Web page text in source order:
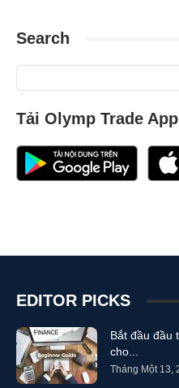
Search
Tải Olymp Trade
EDITOR PICKS
Bắt đầu đầu
cho...
Tháng Một 13,